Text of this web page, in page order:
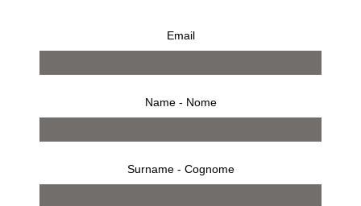
Email
Name - Nome
Surname - Cognome